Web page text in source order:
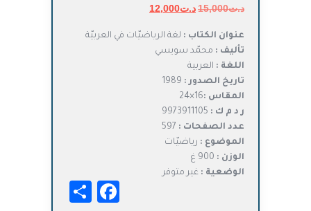
د.ت15,000 السعر
هو:
د.ت15,000.
د.ت12,000
هو:
عنوان الكتاب : لغة الرياضيّات في العربيّة
تأليف : محمّد سويسي
اللغة : العربية
تاريخ الصدور :
المقاس :16×24
ر د م ك :
عدد الصفحات :
الموضوع : رياضيّات
الوزن :
الوضعية : غير متوفر
Facebook